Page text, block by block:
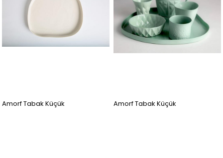
Amorf Tabak Küçük Amorf Tabak Küçük